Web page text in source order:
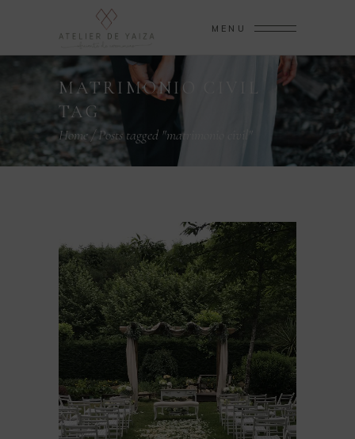
MENU
MATRIMONIO CIVIL
TAG
Home/Posts tagged "matrimonio civil"